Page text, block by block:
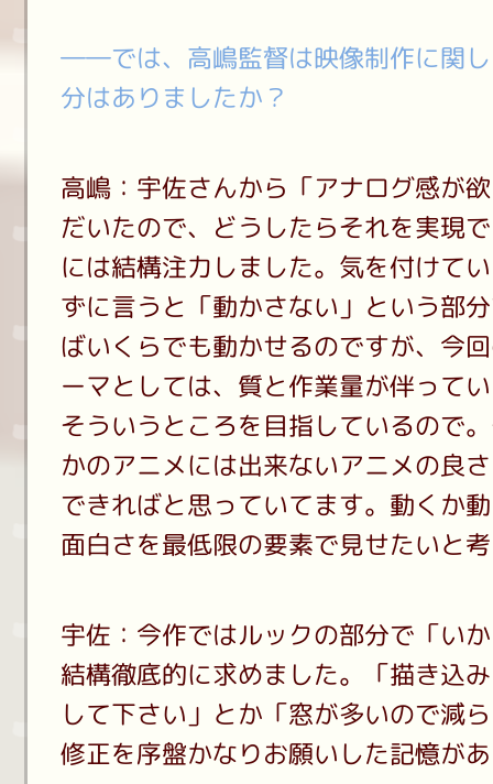
――では、高嶋監督は映像制作に関
分はありましたか？
高嶋：宇佐さんから「アナログ感が
だいたので、どうしたらそれを実現
には結構注力しました。気を付けて
ずに言うと「動かさない」という部
ばいくらでも動かせるのですが、今
ーマとしては、質と作業量が伴って
そういうところを目指しているので
かのアニメには出来ないアニメの良
できればと思っていてます。動くか
面白さを最低限の要素で見せたいと
宇佐：今作ではルックの部分で「い
結構徹底的に求めました。「描き込
して下さい」とか「窓が多いので減
修正を序盤かなりお願いした記憶が